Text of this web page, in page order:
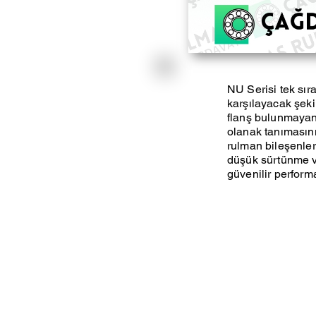
NU Serisi tek
karşılayacak
flanş
olanak
rulman
düşük sürtünme
güvenilir